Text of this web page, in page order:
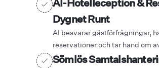
Dygnet Runt
AI besvarar gästförfrågningar,
reservationer och tar hand om
Sömlös